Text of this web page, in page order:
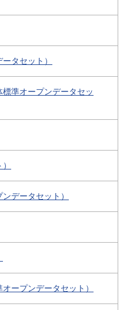
タセット）
準オープンデータセッ
データセット）
ープンデータセット）